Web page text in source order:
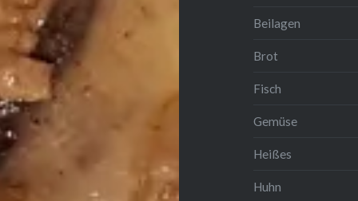
Beilagen
Brot
Fisch
Gemüse
Heißes
Huhn